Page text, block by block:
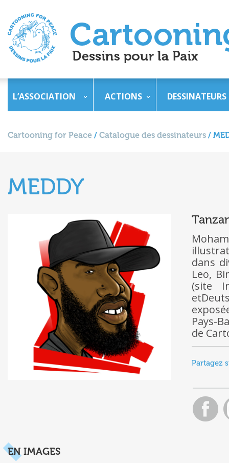
L’ASSOCIATION ACTIONS DESSINATEURS
Cartooning for Peace / Catalogue des dessinateurs /
MEDDY
dans
Leo,
(site
Pays-
de
Partagez
EN IMAGES